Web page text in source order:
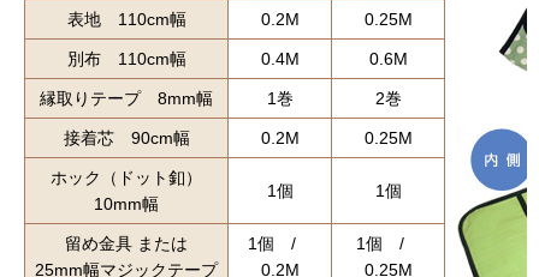
表地 110cm幅 0.2M 0.25M
別布 110cm幅 0.4M 0.6M
縁取りテープ 8mm幅 1巻 2巻
接着芯 90cm幅 0.2M 0.25M
ホック（ドット釦）
10mm幅
1個 1個
留め金具 または
25mm幅マジックテープ
1個 /
0.2M
1個 /
0.25M